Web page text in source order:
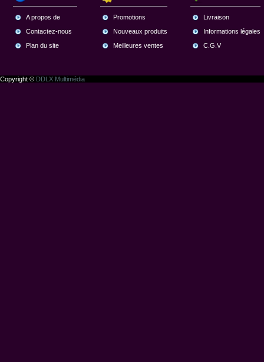
A propos de
Contactez-nous
Plan du site
Promotions
Nouveaux produits
Meilleures ventes
Livraison
Informations légales
C.G.V
Copyright © DDLX Multimédia